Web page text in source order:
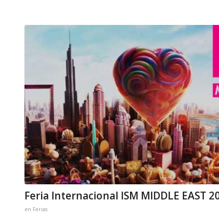
Feria Internacional ISM MIDDLE EAST
en Ferias